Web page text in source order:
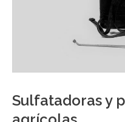
Sulfatadoras y